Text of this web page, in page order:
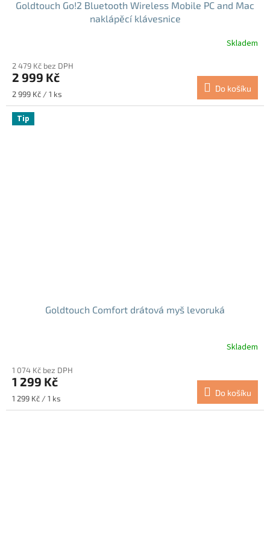
Goldtouch Go!2 Bluetooth Wireless Mobile PC and Mac
naklápěcí klávesnice
produktu
je
4,5
5
hvězdiček.
Skladem
2 479 Kč bez DPH
2 999 Kč
Měrná
cena:
2 999 Kč / 1 ks
Do košíku
Tip
Goldtouch Comfort drátová myš levoruká
Skladem
1 074 Kč bez DPH
1 299 Kč
Měrná
cena:
1 299 Kč / 1 ks
Do košíku